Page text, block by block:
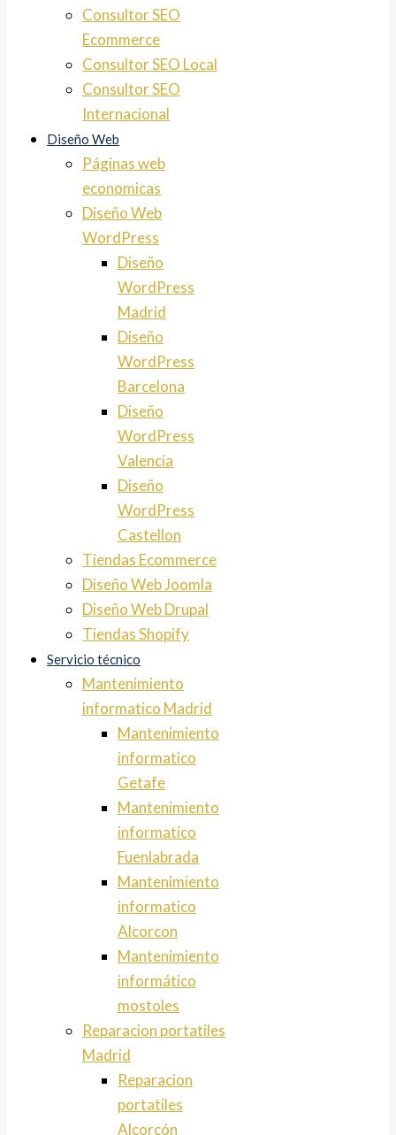
Consultor SEO
Ecommerce
Consultor SEO Local
Consultor SEO
Internacional
Diseño Web
Páginas web
economicas
Diseño Web
WordPress
Diseño
WordPress
Madrid
Diseño
WordPress
Barcelona
Diseño
WordPress
Valencia
Diseño
WordPress
Castellon
Tiendas Ecommerce
Diseño Web Joomla
Diseño Web Drupal
Tiendas Shopify
Servicio técnico
Mantenimiento
informatico Madrid
Mantenimiento
informatico
Getafe
Mantenimiento
informatico
Fuenlabrada
Mantenimiento
informatico
Alcorcon
Mantenimiento
informático
mostoles
Reparacion portatiles
Madrid
Reparacion
portatiles
Alcorcón